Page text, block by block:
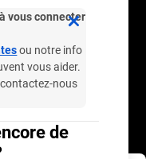
vous connecter
ou notre info
vous aider.
nous
de